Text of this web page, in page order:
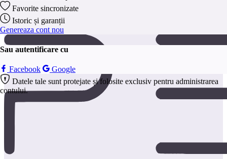
Salveaza
Favorite sincronizate
Istoric și garanții
Genereaza cont nou
Sau autentificare cu
Facebook
Google
Datele tale sunt protejate și folosite exclusiv pentru administrarea
contului.